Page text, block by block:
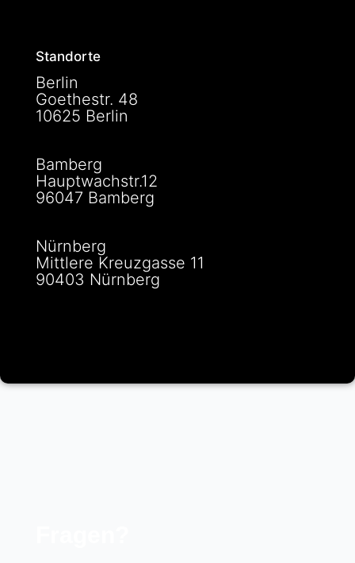
Standorte
Berlin
Goethestr. 48
10625 Berlin
Bamberg
Hauptwachstr.12
96047 Bamberg
Nürnberg
Mittlere Kreuzgasse 11
90403 Nürnberg